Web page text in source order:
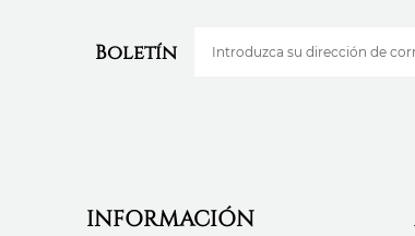
Boletín
INFORMACIÓN